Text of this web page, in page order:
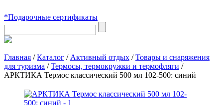
*Подарочные сертификаты
Главная /Каталог / Активный отдых /Товары и снаряжения
для туризма /Термосы, термокружки и термофляги /
АРКТИКА Термос классический 500 мл 102-500: синий